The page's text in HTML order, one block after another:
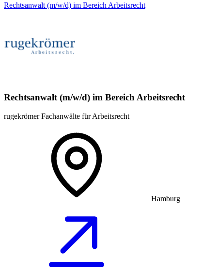
Rechtsanwalt (m/w/d) im Bereich Arbeitsrecht
Rechtsanwalt (m/w/d) im Bereich Arbeitsrecht
rugekrömer Fachanwälte für Arbeitsrecht
Hamburg